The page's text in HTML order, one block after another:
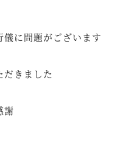
に問題がございます
きました